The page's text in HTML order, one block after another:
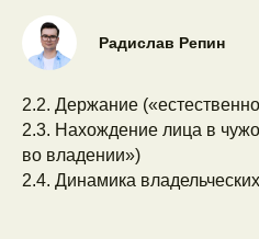
Радислав Репин
2.2. Держание
2.3. Нахождение лица в
во владении»)
2.4. Динамика